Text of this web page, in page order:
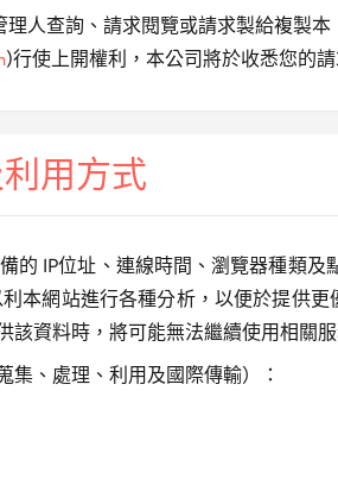
人查詢、請求閱覽或請求製給複製
)行使上開權利，本公司將於收悉您的
用方式
的 IP位址、連線時間、瀏覽器種類及
本網站進行各種分析，以便於提供
資料時，將可能無法繼續使用相關服
、處理、利用及國際傳輸）：